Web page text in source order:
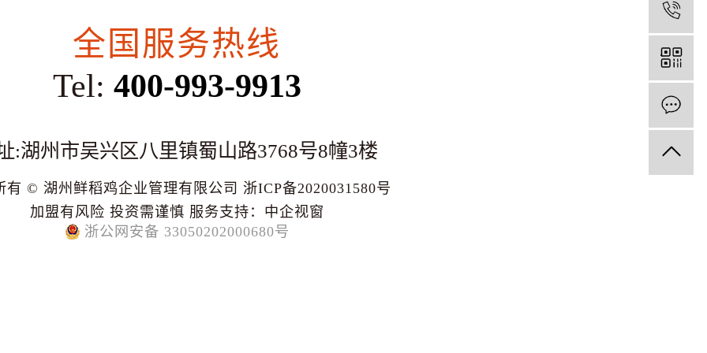
全国服务热线
Tel: 400-993-9913
:湖州市吴兴区八里镇蜀山路3768号8幢3楼
有 © 湖州鲜稻鸡企业管理有限公司 浙ICP备2020031580号
加盟有风险 投资需谨慎 服务支持： 中企视窗
浙公网安备 33050202000680号